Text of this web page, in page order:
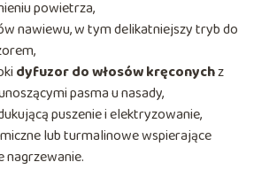
powietrza,
nawiewu, w tym delikatniejszy tryb do
dyfuzor do włosów kręconychz
pasma u nasady,
puszenie i elektryzowanie,
lub turmalinowe wspierające